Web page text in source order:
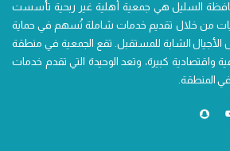
السليل هي جمعية أهلية غير ربحية تأسست
من خلال تقديم خدمات شاملة تُسهم في حماية
الأجيال الشابة للمستقبل. تقع الجمعية في منطقة
واقتصادية كبيرة، وتعد الوحيدة التي تقدم خدمات
المنطقة.